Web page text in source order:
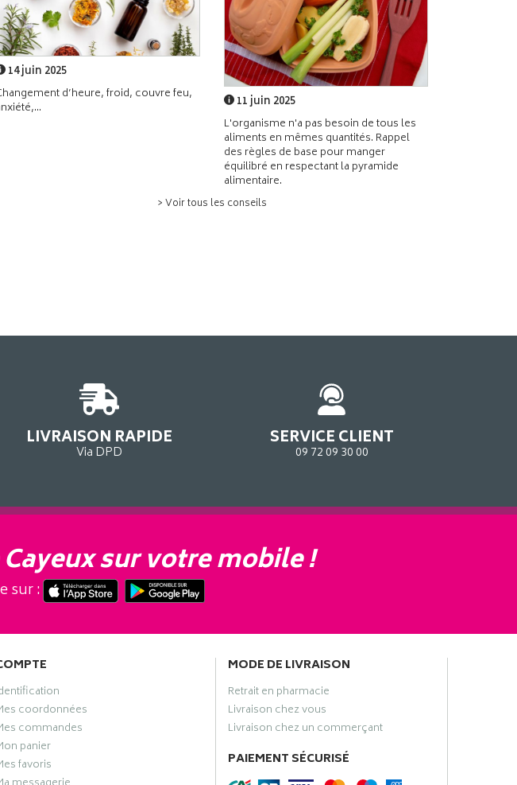
14 juin 2025
d’heure, froid, couvre feu,
11 juin 2025
L'organisme n'a pas besoin de tous les
aliments en mêmes quantités. Rappel
des règles de base pour manger
équilibré en respectant la pyramide
alimentaire.
> Voir tous les conseils
LIVRAISON RAPIDE
Via DPD
SERVICE CLIENT
09 72 09 30 00
sur votre mobile !
sur :
coordonnées
commandes
panier
favoris
MODE DE LIVRAISON
Retrait en pharmacie
Livraison chez vous
Livraison chez un commerçant
PAIEMENT SÉCURISÉ